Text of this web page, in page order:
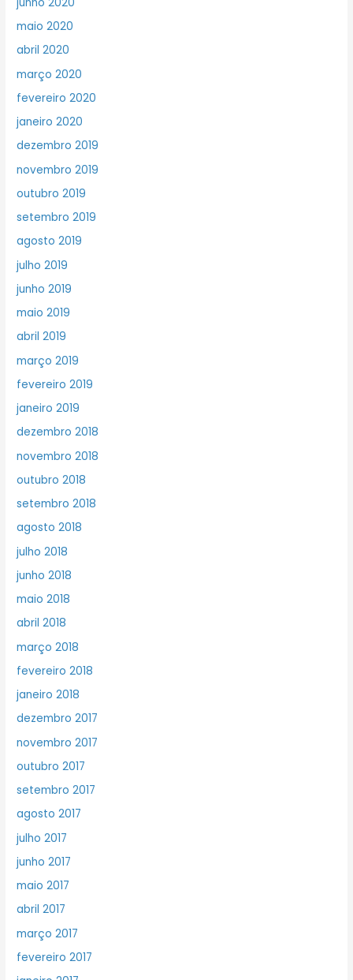
maio 2020
abril 2020
março 2020
fevereiro 2020
janeiro 2020
dezembro 2019
novembro 2019
outubro 2019
setembro 2019
agosto 2019
julho 2019
junho 2019
maio 2019
abril 2019
março 2019
fevereiro 2019
janeiro 2019
dezembro 2018
novembro 2018
outubro 2018
setembro 2018
agosto 2018
julho 2018
junho 2018
maio 2018
abril 2018
março 2018
fevereiro 2018
janeiro 2018
dezembro 2017
novembro 2017
outubro 2017
setembro 2017
agosto 2017
julho 2017
junho 2017
maio 2017
abril 2017
março 2017
fevereiro 2017